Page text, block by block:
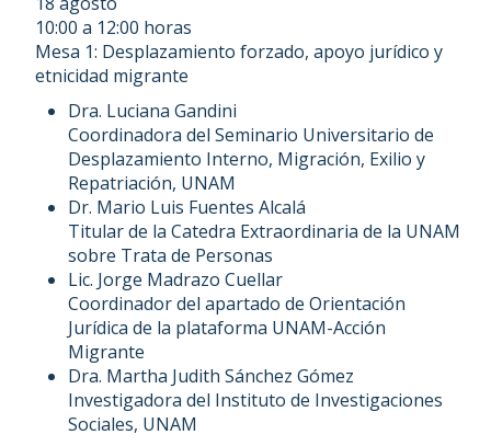
10:00 a 12:00 horas
Mesa 1: Desplazamiento forzado, apoyo jurídico y
etnicidad migrante
Dra. Luciana Gandini
Coordinadora del Seminario Universitario de
Desplazamiento Interno, Migración, Exilio y
Repatriación, UNAM
Dr. Mario Luis Fuentes Alcalá
Titular de la Catedra Extraordinaria de la UNAM
sobre Trata de Personas
Lic. Jorge Madrazo Cuellar
Coordinador del apartado de Orientación
Jurídica de la plataforma UNAM-Acción
Migrante
Dra. Martha Judith Sánchez Gómez
Investigadora del Instituto de Investigaciones
Sociales, UNAM